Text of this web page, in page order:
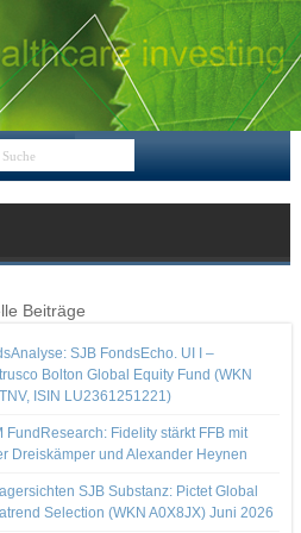
Beiträge
SJB FondsEcho. UI I –
Bolton Global Equity Fund (WKN
ISIN LU2361251221)
FundResearch: Fidelity stärkt FFB mit
Dreiskämper und Alexander Heynen
SJB Substanz: Pictet Global
Selection (WKN A0X8JX) Juni 2026